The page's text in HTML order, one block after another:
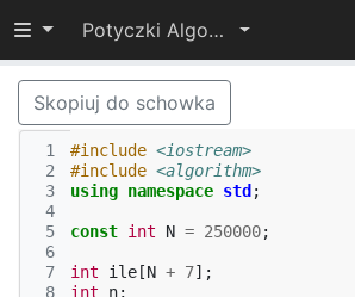
Przełącz widoczność menu
Potyczki Algorytmiczne 2017
Skopiuj do schowka
1
2
3
4
5
6
7
8
#include <iostream>
#include <algorithm>
using namespace std ;
const int N = 250000;
int ile [N + 7];
int
n;